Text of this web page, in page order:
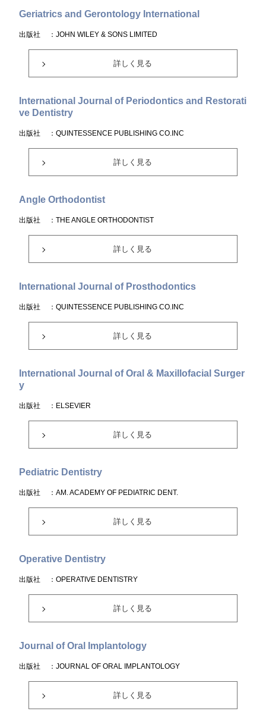
Geriatrics and Gerontology International
出版社 ：JOHN WILEY & SONS LIMITED
詳しく見る
International Journal of Periodontics and Restorati
ve Dentistry
出版社 ：QUINTESSENCE PUBLISHING CO.INC
詳しく見る
Angle Orthodontist
出版社 ：THE ANGLE ORTHODONTIST
詳しく見る
International Journal of Prosthodontics
出版社 ：QUINTESSENCE PUBLISHING CO.INC
詳しく見る
International Journal of Oral & Maxillofacial Surger
y
出版社 ：ELSEVIER
詳しく見る
Pediatric Dentistry
出版社 ：AM. ACADEMY OF PEDIATRIC DENT.
詳しく見る
Operative Dentistry
出版社 ：OPERATIVE DENTISTRY
詳しく見る
Journal of Oral Implantology
出版社 ：JOURNAL OF ORAL IMPLANTOLOGY
詳しく見る